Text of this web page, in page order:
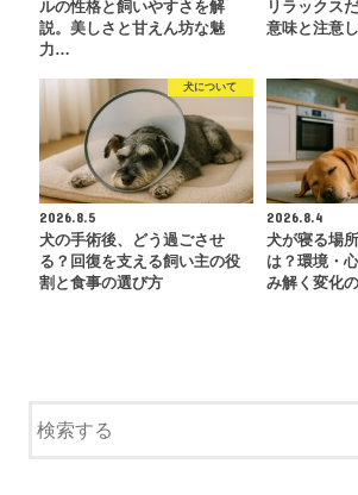
ルの性格と飼いやすさを解
説。美しさと甘えん坊な魅
力…
リラックス
意味と注意
犬について
2026.8.5
犬の手術後、どう過ごさせ
る？回復を支える飼い主の役
割と食事の選び方
2026.8.4
犬が寝る場
は？環境・
み解く変化